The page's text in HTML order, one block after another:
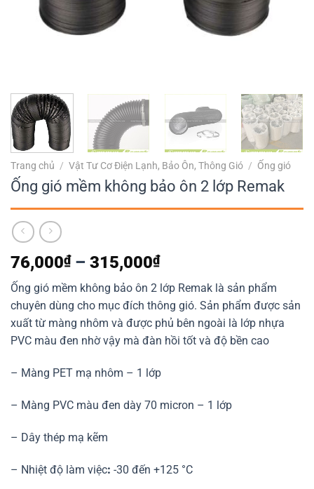
Trang chủ / Vật Tư Cơ Điện Lạnh, Bảo Ôn, Thông Gió / Ống gió
Ống gió mềm không bảo ôn 2 lớp Remak
76,000₫ – 315,000₫Khoảng
giá:
từ
76,000₫
đến
315,000₫
Ống gió mềm không bảo ôn 2 lớp Remak là sản phẩm
chuyên dùng cho mục đích thông gió. Sản phẩm được sản
xuất từ màng nhôm và được phủ bên ngoài là lớp nhựa
PVC màu đen nhờ vậy mà đàn hồi tốt và độ bền cao
– Màng PET mạ nhôm – 1 lớp
– Màng PVC màu đen dày 70 micron – 1 lớp
– Dây thép mạ kẽm
– Nhiệt độ làm việc: -30 đến +125 °C